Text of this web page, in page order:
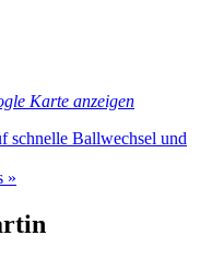
Karte anzeigen
schnelle Ballwechsel und
»